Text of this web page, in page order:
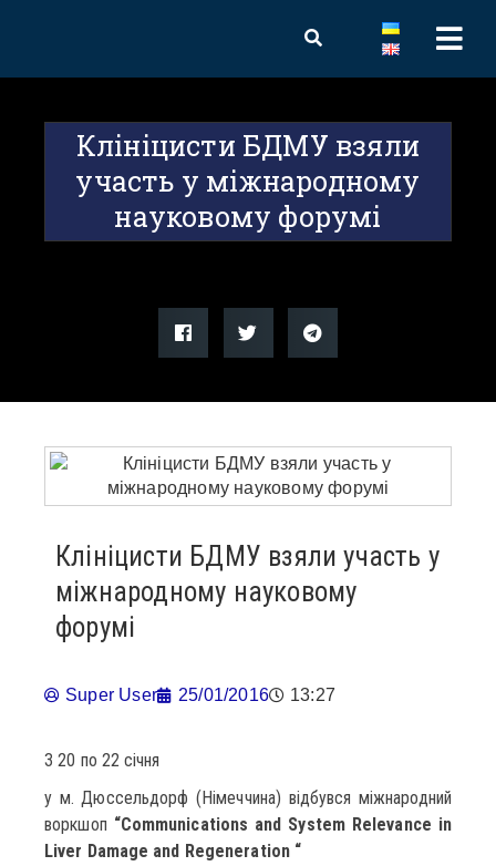
Клініцисти БДМУ взяли
участь у міжнародному
науковому форумі
Клініцисти БДМУ взяли участь у
міжнародному науковому
форумі
Super User 25/01/2016 13:27
З 20 по 22 січня
у м. Дюссельдорф (Німеччина) відбувся міжнародний
воркшоп “Communications and System Relevance in
Liver Damage and Regeneration “